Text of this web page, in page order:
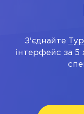
З'єднайте
інтерфейс за 5